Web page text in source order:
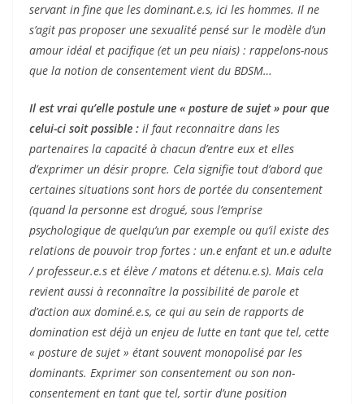
servant in fine que les dominant.e.s, ici les hommes. Il ne
s’agit pas proposer une sexualité pensé sur le modèle d’un
amour idéal et pacifique (et un peu niais) : rappelons-nous
que la notion de consentement vient du BDSM…
Il est vrai qu’elle postule une « posture de sujet » pour que
celui-ci soit possible : il faut reconnaitre dans les
partenaires la capacité à chacun d’entre eux et elles
d’exprimer un désir propre. Cela signifie tout d’abord que
certaines situations sont hors de portée du consentement
(quand la personne est drogué, sous l’emprise
psychologique de quelqu’un par exemple ou qu’il existe des
relations de pouvoir trop fortes : un.e enfant et un.e adulte
/ professeur.e.s et élève / matons et détenu.e.s). Mais cela
revient aussi à reconnaître la possibilité de parole et
d’action aux dominé.e.s, ce qui au sein de rapports de
domination est déjà un enjeu de lutte en tant que tel, cette
« posture de sujet » étant souvent monopolisé par les
dominants. Exprimer son consentement ou son non-
consentement en tant que tel, sortir d’une position